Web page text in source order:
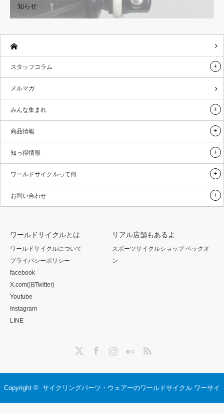
知らせ
スタッフコラム
メルマガ
みんな集まれ
商品情報
知っ得情報
ワールドサイクルって何
お問い合わせ
ワールドサイクルとは
ワールドサイクルについて
プライバシーポリシー
facebook
X.com(旧Twitter)
Youtube
Instagram
LINE
リアル店舗もあるよ
スポーツサイクルショップ ベックオ
ン
InstagramFlickr RSS
Copyright © サイクリングパーツ・ウェアーのワールドサイクル ワーサイ